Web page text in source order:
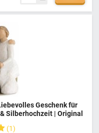
Geschenk für
Silberhochzeit | Original
Skulptur
1